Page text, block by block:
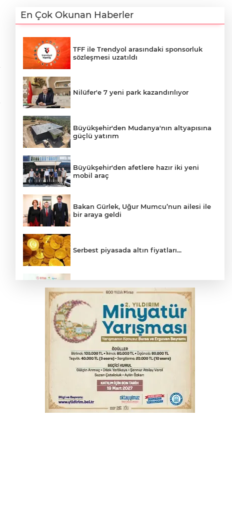
En Çok Okunan Haberler
TFF ile Trendyol arasındaki sponsorluk
sözleşmesi uzatıldı
Nilüfer'e 7 yeni park kazandırılıyor
Büyükşehir'den Mudanya'nın altyapısına
güçlü yatırım
Büyükşehir'den afetlere hazır iki yeni
mobil araç
Bakan Gürlek, Uğur Mumcu’nun ailesi ile
bir araya geldi
Serbest piyasada altın fiyatları...
Osmangazi’de iş arayanlara destek
Osmangazi’de kaldırım işgaline geçit yok
Bursa’da bugün hava nasıl olacak?
MSB: YAŞ kararları devletimize ve
milletimize hayırlı olsun